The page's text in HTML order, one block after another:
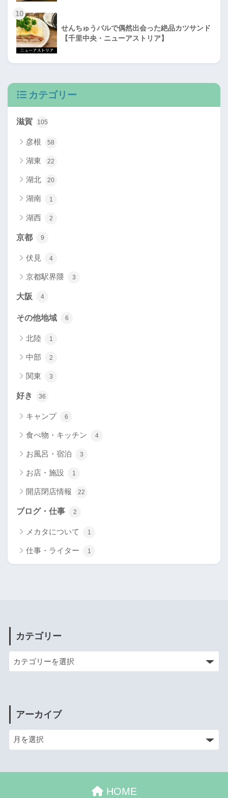
10
せんちゅうパルで偶然出会った絶品カツサンド
【千里中央・ニューアストリア】
カテゴリー
滋賀 105
彦根 58
湖東 22
湖北 20
湖南 1
湖西 2
京都 9
伏見 4
京都駅界隈 3
大阪 4
その他地域 6
北陸 1
中部 2
関東 3
好き 36
キャンプ 6
食べ物・キッチン 4
お風呂・宿泊 3
お店・施設 1
開店閉店情報 22
ブログ・仕事 2
メカタについて 1
仕事・ライター 1
カテゴリー
アーカイブ
HOME